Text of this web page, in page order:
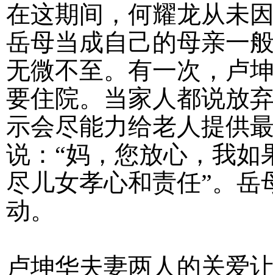
在这期间，何耀龙从未
岳母当成自己的母亲一
无微不至。有一次，卢
要住院。当家人都说放
示会尽能力给老人提供
说：“妈，您放心，我
尽儿女孝心和责任”。
动。
卢坤华夫妻两人的关爱